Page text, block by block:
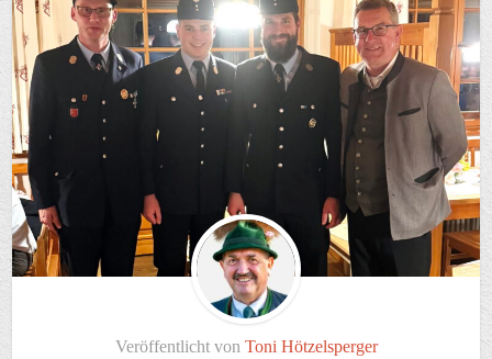
Veröffentlicht von Toni Hötzelsperger